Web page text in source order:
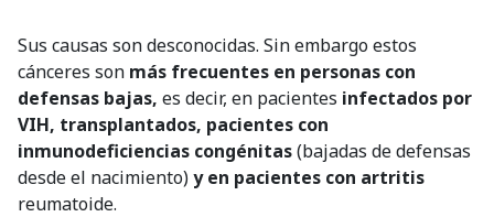
Sus causas son desconocidas. Sin embargo estos
cánceres son más frecuentes en personas con
defensas bajas, es decir, en pacientes infectados por
VIH, transplantados, pacientes con
inmunodeficiencias congénitas(bajadas de defensas
desde el nacimiento)y en pacientes con artritis
reumatoide.